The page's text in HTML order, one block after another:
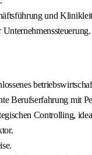
und
Unternehmenssteuerung.
Berufserfahrung mit
Controlling,